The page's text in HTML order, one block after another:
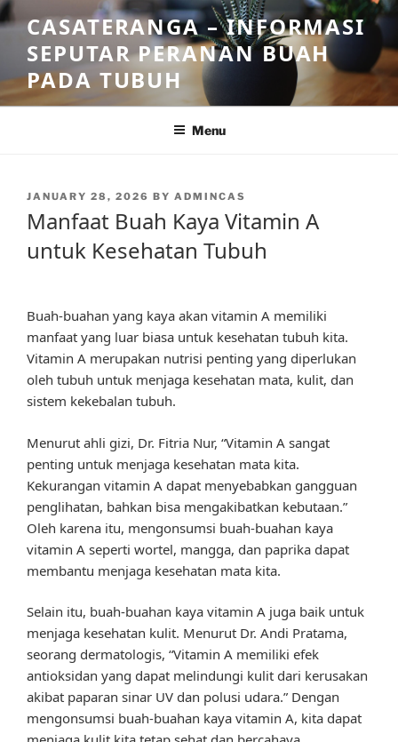
Skip
to
content
CASATERANGA – INFORMASI
SEPUTAR PERANAN BUAH
PADA TUBUH
Menu
POSTED
JANUARY 28, 2026 BY ADMINCAS
Manfaat Buah Kaya Vitamin A
untuk Kesehatan Tubuh
Buah-buahan yang kaya akan vitamin A memiliki
manfaat yang luar biasa untuk kesehatan tubuh kita.
Vitamin A merupakan nutrisi penting yang diperlukan
oleh tubuh untuk menjaga kesehatan mata, kulit, dan
sistem kekebalan tubuh.
Menurut ahli gizi, Dr. Fitria Nur, “Vitamin A sangat
penting untuk menjaga kesehatan mata kita.
Kekurangan vitamin A dapat menyebabkan gangguan
penglihatan, bahkan bisa mengakibatkan kebutaan.”
Oleh karena itu, mengonsumsi buah-buahan kaya
vitamin A seperti wortel, mangga, dan paprika dapat
membantu menjaga kesehatan mata kita.
Selain itu, buah-buahan kaya vitamin A juga baik untuk
menjaga kesehatan kulit. Menurut Dr. Andi Pratama,
seorang dermatologis, “Vitamin A memiliki efek
antioksidan yang dapat melindungi kulit dari kerusakan
akibat paparan sinar UV dan polusi udara.” Dengan
mengonsumsi buah-buahan kaya vitamin A, kita dapat